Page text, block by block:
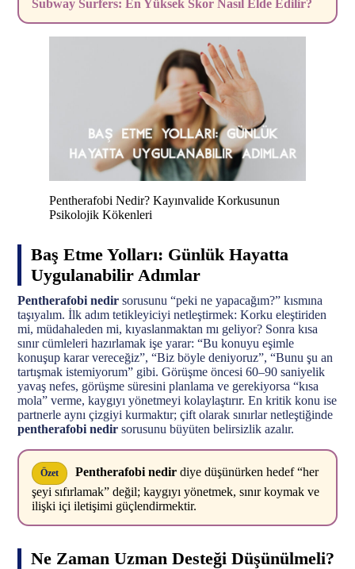
Subway Surfers: En Yüksek Skor Nasıl Elde Edilir?
Pentherafobi Nedir? Kayınvalide Korkusunun
Psikolojik Kökenleri
Baş Etme Yolları: Günlük Hayatta
Uygulanabilir Adımlar
Pentherafobi nedir sorusunu “peki ne yapacağım?” kısmına
taşıyalım. İlk adım tetikleyiciyi netleştirmek: Korku eleştiriden
mi, müdahaleden mi, kıyaslanmaktan mı geliyor? Sonra kısa
sınır cümleleri hazırlamak işe yarar: “Bu konuyu eşimle
konuşup karar vereceğiz”, “Biz böyle deniyoruz”, “Bunu şu an
tartışmak istemiyorum” gibi. Görüşme öncesi 60–90 saniyelik
yavaş nefes, görüşme süresini planlama ve gerekiyorsa “kısa
mola” verme, kaygıyı yönetmeyi kolaylaştırır. En kritik konu ise
partnerle aynı çizgiyi kurmaktır; çift olarak sınırlar netleştiğinde
pentherafobi nedir sorusunu büyüten belirsizlik azalır.
Özet Pentherafobi nedir diye düşünürken hedef “her
şeyi sıfırlamak” değil; kaygıyı yönetmek, sınır koymak ve
ilişki içi iletişimi güçlendirmektir.
Ne Zaman Uzman Desteği Düşünülmeli?